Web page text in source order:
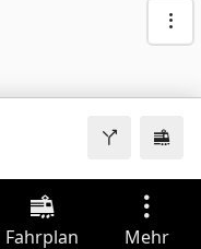
Fahrplan Mehr